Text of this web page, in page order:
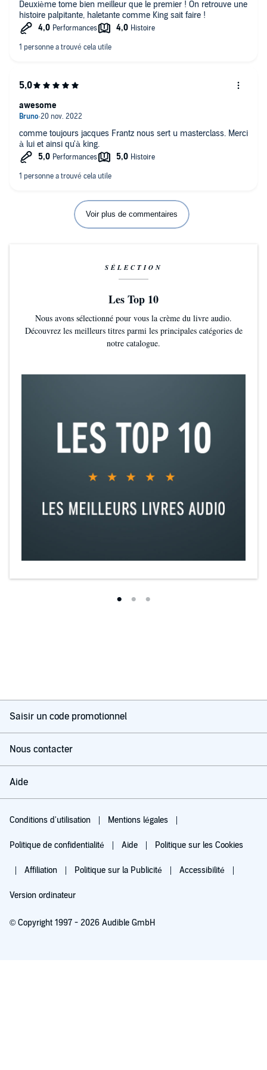
Deuxième tome bien meilleur que le premier ! On retrouve une
histoire palpitante, haletante comme King sait faire !
comme toujours jacques Frantz nous sert u masterclass. Merci
à lui et ainsi qu'à king.
awesome
Voir plus de commentaires
SÉLECTION
Les Top 10
Nous avons sélectionné pour vous la crème du livre audio.
Découvrez les meilleurs titres parmi les principales catégories de
notre catalogue.
Saisir un code promotionnel
Nous contacter
Aide
Conditions d'utilisation Mentions légales
Politique de confidentialité Aide Politique sur les Cookies
Affiliation Politique sur la Publicité Accessibilité
Version ordinateur
© Copyright 1997 - 2026 Audible GmbH